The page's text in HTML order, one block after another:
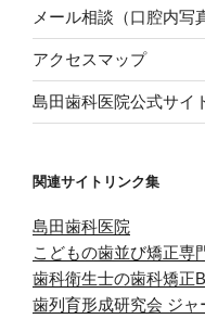
メール相談（口腔内写
アクセスマップ
島田歯科医院公式サイ
関連サイトリンク集
島田歯科医院
こどもの歯並び矯正専
歯科衛生士の歯科矯正
歯列育形成研究会 ジ